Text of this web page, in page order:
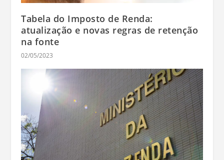
Tabela do Imposto de Renda:
atualização e novas regras de retenção
na fonte
02/05/2023